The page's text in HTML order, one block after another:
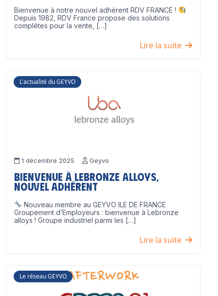
Bienvenue à notre nouvel adhérent RDV FRANCE !
Depuis 1982, RDV France propose des solutions
complètes pour la vente, […]
Lire la suite
L'actualité du GEYVO
1 décembre 2025 Geyvo
Bienvenue à Lebronze Alloys,
nouvel adhérent
Nouveau membre au GEYVO ILE DE FRANCE
Groupement d’Employeurs : bienvenue à Lebronze
alloys ! Groupe industriel parmi les […]
Lire la suite
Le réseau GEYVO